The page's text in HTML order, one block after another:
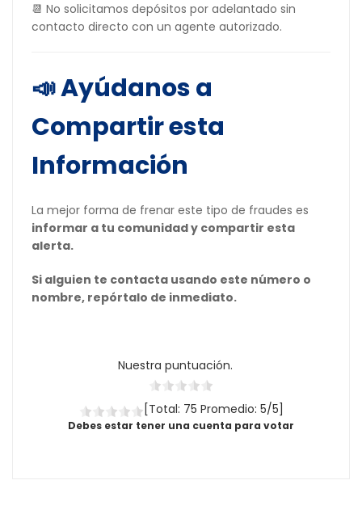
📆 No solicitamos depósitos por adelantado sin
contacto directo con un agente autorizado.
📣 Ayúdanos a
Compartir esta
Información
La mejor forma de frenar este tipo de fraudes es
informar a tu comunidad y compartir esta
alerta.
Si alguien te contacta usando este número o
nombre, repórtalo de inmediato.
Nuestra puntuación.
[Total: 75 Promedio: 5/5]
Debes estar tener una cuenta para votar